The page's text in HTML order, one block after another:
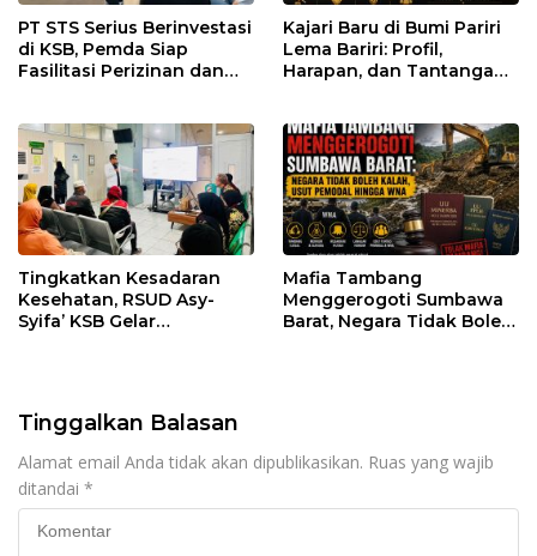
PT STS Serius Berinvestasi
di KSB, Pemda Siap
Fasilitasi Perizinan dan
Kajari Baru di Bumi Pariri
Lema Bariri: Profil,
Harapan, dan Tantangan
Tingkatkan Kesadaran
Kesehatan, RSUD Asy-
Syifa’ KSB Gelar
Mafia Tambang
Menggerogoti Sumbawa
Barat, Negara Tidak Boleh
Tinggalkan Balasan
Alamat email Anda tidak akan dipublikasikan. Ruas yang wajib
ditandai *